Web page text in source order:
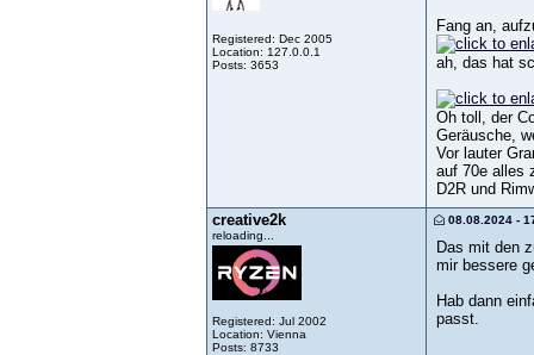
Registered: Dec 2005
Location: 127.0.0.1
Posts: 3653
Fang an,
ah, das hat
Oh toll, der
Geräusche,
Vor lauter
auf 70e alles
D2R und
creative2k
reloading...
Registered: Jul 2002
Location: Vienna
Posts: 8733
08.08.2024 -
Das mit den
mir bessere
Hab dann
passt.